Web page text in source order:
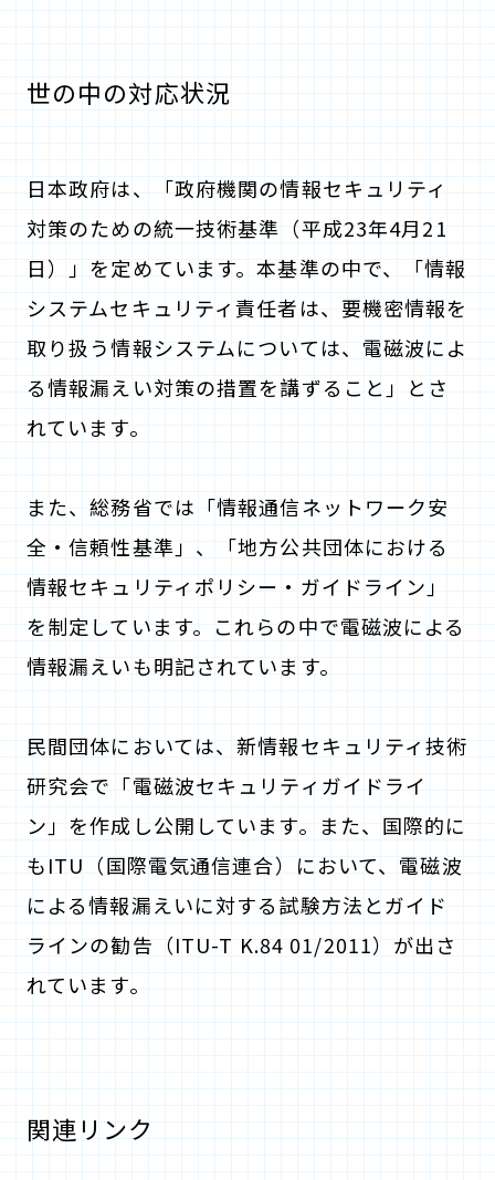
世の中の対応状況
日本政府は、「政府機関の情報セキュリティ
対策のための統一技術基準（平成23年4月21
日）」を定めています。本基準の中で、「情報
システムセキュリティ責任者は、要機密情報を
取り扱う情報システムについては、電磁波によ
る情報漏えい対策の措置を講ずること」とさ
れています。
また、総務省では「情報通信ネットワーク安
全・信頼性基準」、「地方公共団体における
情報セキュリティポリシー・ガイドライン」
を制定しています。これらの中で電磁波による
情報漏えいも明記されています。
民間団体においては、新情報セキュリティ技術
研究会で「電磁波セキュリティガイドライ
ン」を作成し公開しています。また、国際的に
もITU（国際電気通信連合）において、電磁波
による情報漏えいに対する試験方法とガイド
ラインの勧告（ITU-T K.84 01/2011）が出さ
れています。
関連リンク